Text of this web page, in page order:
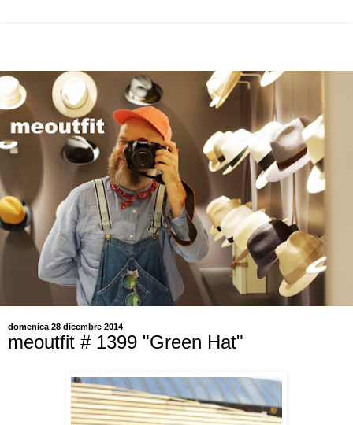
domenica 28 dicembre 2014
meoutfit # 1399 "Green Hat"